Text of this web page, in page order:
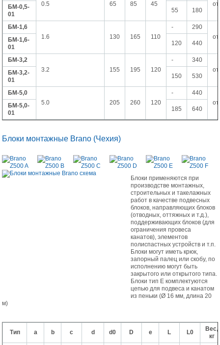
0.5
65 85 45
БМ-0,5-
01
55 180
БМ-1,6
1.6
130 165 110
-
290
БМ-1,6-
01
120 440
БМ-3,2
3.2
155 195 120
-
340
БМ-3,2-
01
150 530
БМ-5,0
5.0
205 260 120
-
440
БМ-5,0-
01
185 640
Блоки монтажные Brano (Чехия)
Блоки применяются при
производстве монтажных,
строительных и такелажных
работ в качестве подвесных
блоков, направляющих блоков
(отводных, оттяжных и т.д.),
поддерживающих блоков (для
ограничения провеса
канатов), элементов
полиспастных устройств и т.п.
Блоки могут иметь крюк,
запорный палец или скобу, по
исполнению могут быть
закрытого или открытого типа.
Блоки тип Е комплектуются
цепью для подвеса и канатом
из пеньки (Ø 16 мм, длина 20
м)
Тип a b c d d0 D e L L0
Вес,
кг